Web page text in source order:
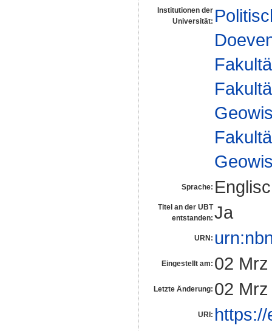
Institutionen der
Universität:
Sprache:
Titel an der UBT
entstanden: Ja
URN:
Eingestellt am: 02
Letzte Änderung: 02
URI: